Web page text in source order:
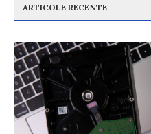
ARTICOLE RECENTE